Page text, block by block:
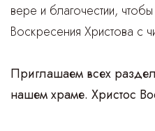
вере и благочестии,
Воскресения Христова с
Приглашаем всех
нашем храме. Христос